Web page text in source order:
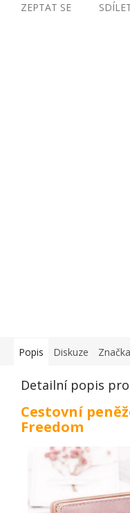
ZEPTAT SE
Popis Diskuze Značka
Detailní popis
Cestovní
Freedom